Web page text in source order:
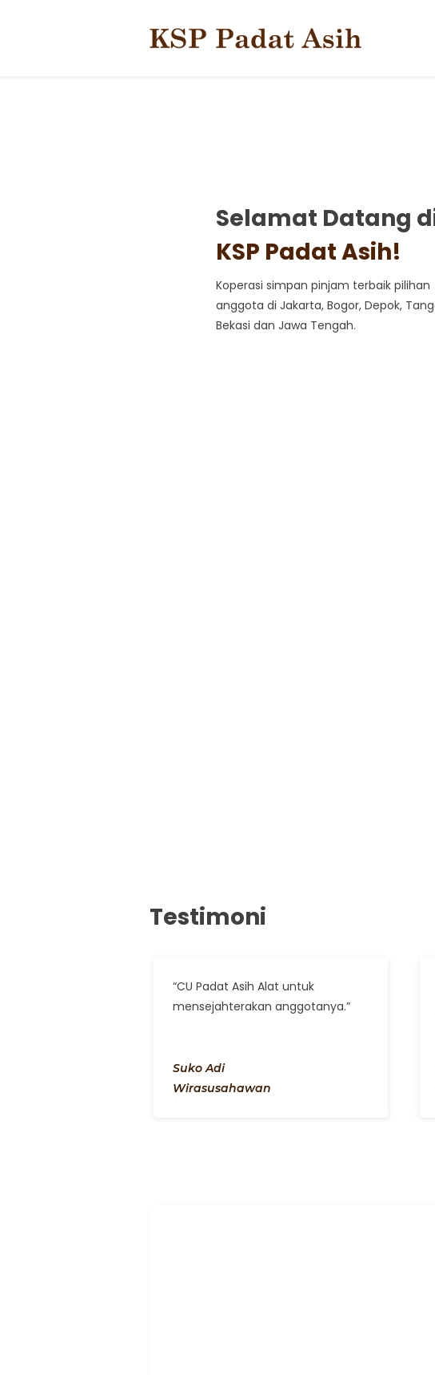
Selamat Datang
KSP Padat Asih!
Koperasi simpan pinjam terbaik pilihan
anggota di Jakarta, Bogor, Depok,
Bekasi dan Jawa Tengah.
Testimoni
“CU Padat Asih Alat untuk
mensejahterakan anggotanya.”
Suko Adi
Wirasusahawan